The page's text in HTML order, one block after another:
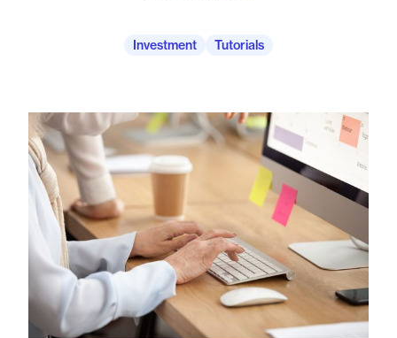
Investment Tutorials